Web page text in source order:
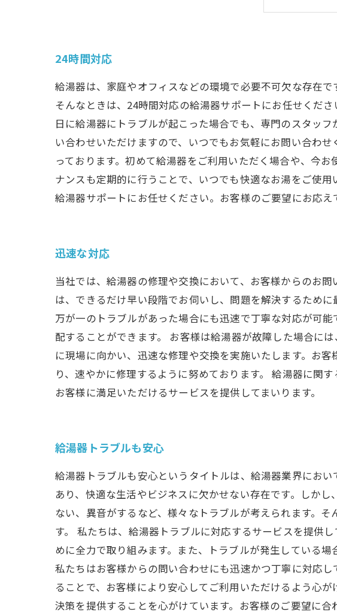
トラブ
24時間対応
給湯器は、家庭やオフィスなどの環境で必要不可欠な存在
そんなときは、24時間対応の給湯器サポートにお任せくだ
日に給湯器にトラブルが起こった場合でも、専門のスタッ
い合わせいただけますので、いつでもお気軽にお問い合わ
っております。初めて給湯器をご利用いただく場合や、今
ナンスも定期的に行うことで、いつでも快適なお湯をご使
給湯器サポートにお任せください。お客様のご要望にお応
迅速な対応
当社では、給湯器の修理や交換において、お客様からのお
は、できるだけ早い段階でお伺いし、問題を解決するため
万が一のトラブルがあった場合にも迅速で丁寧な対応が可
配することができます。 お客様は給湯器が故障した場合に
に現場に向かい、迅速な修理や交換を実施いたします。お
り、速やかに修理するように努めております。 給湯器に関
お客様に満足いただけるサービスを提供してまいります。
給湯器トラブルも安心
給湯器トラブルも安心というタイトルは、給湯器業界にお
あり、快適な生活やビジネスに欠かせない存在です。しか
ない、異音がするなど、様々なトラブルが考えられます。
す。 私たちは、給湯器トラブルに対応するサービスを提供
めに全力で取り組みます。また、トラブルが発生している
私たちはお客様からの問い合わせにも迅速かつ丁寧に対応
ることで、お客様により安心してご利用いただけるよう心
決策を提供することを心がけています。お客様のご要望に